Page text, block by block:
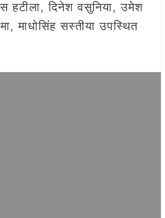
हटीला, दिनेश वसुनिया, उमेश
माधोसिंह सस्तीया उपस्थित